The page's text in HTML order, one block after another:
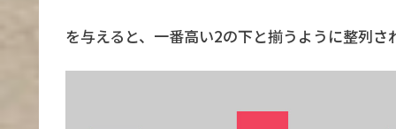
を与えると、一番高い2の下と揃うように整列さ